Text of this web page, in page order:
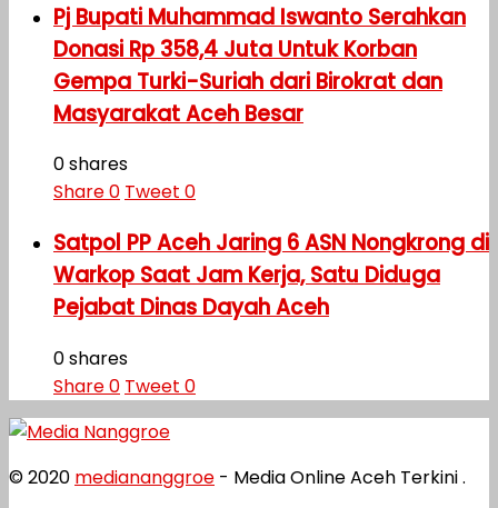
Pj Bupati Muhammad Iswanto Serahkan
Donasi Rp 358,4 Juta Untuk Korban
Gempa Turki-Suriah dari Birokrat dan
Masyarakat Aceh Besar
0 shares
Share0 Tweet 0
Satpol PP Aceh Jaring 6 ASN Nongkrong di
Warkop Saat Jam Kerja, Satu Diduga
Pejabat Dinas Dayah Aceh
0 shares
Share0 Tweet 0
© 2020 mediananggroe - Media Online Aceh Terkini .